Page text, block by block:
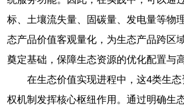
标、土壤流失量、固碳量、发电量等物
态产品价值客观量化，为生态产品跨区
奠定基础，保障生态资源的优化配置与
在生态价值实现进程中，这4类生
权机制发挥核心枢纽作用。通过明确生